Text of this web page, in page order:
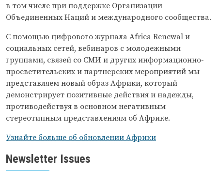
в том числе при поддержке Организации
Объединенных Наций и международного сообщества.
С помощью цифрового журнала Africa Renewal и
социальных сетей, вебинаров с молодежными
группами, связей со СМИ и других информационно-
просветительских и партнерских мероприятий мы
представляем новый образ Африки, который
демонстрирует позитивные действия и надежды,
противодействуя в основном негативным
стереотипным представлениям об Африке.
Узнайте больше об обновлении Африки
Newsletter Issues